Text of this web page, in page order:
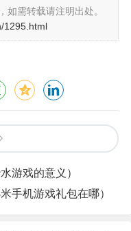
如需转载请注明出处。
1295.html
游戏的意义）
手机游戏礼包在哪）